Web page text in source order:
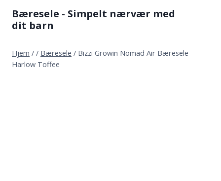
indhold
Bæresele - Simpelt nærvær med
dit barn
Hjem / / Bæresele / Bizzi Growin Nomad Air Bæresele –
Harlow Toffee